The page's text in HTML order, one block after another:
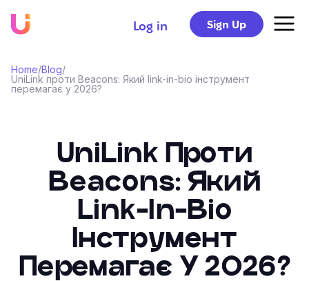
Log in Sign Up
Home/Blog/
UniLink проти Beacons: Який link-in-bio інструмент
перемагає у 2026?
UniLink Проти
Beacons: Який
Link-In-Bio
Інструмент
Перемагає У 2026?